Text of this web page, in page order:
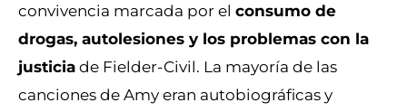
convivencia marcada por el consumo de
drogas, autolesiones y los problemas con la
justiciade Fielder-Civil. La mayoría de las
canciones de Amy eran autobiográficas y